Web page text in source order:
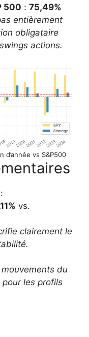
500 : 75,49%
entièrement
obligataire
actions.
vs S&P500
:
vs.
clairement le
du
les profils